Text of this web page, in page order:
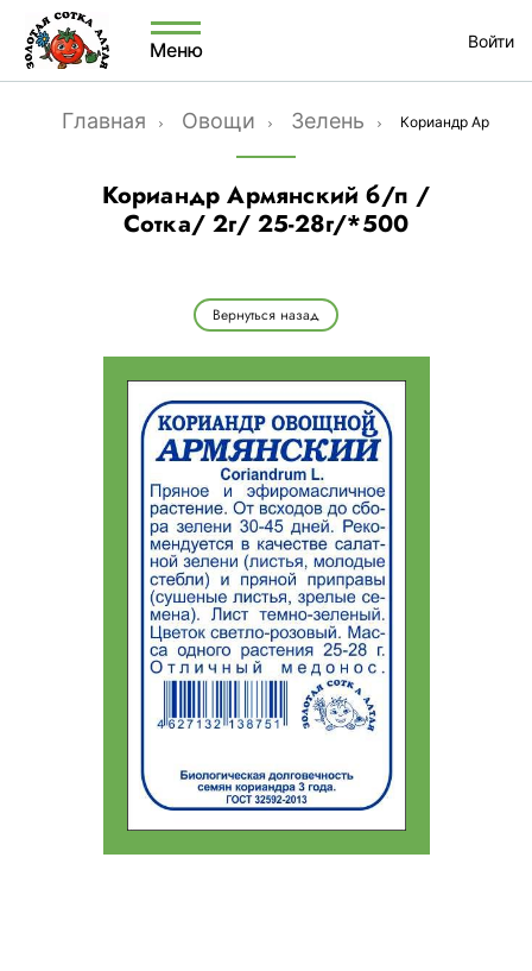
Меню Войти
Главная Овощи Зелень Кориандр
Кориандр Армянский б/п /
Сотка/ 2г/ 25-28г/*500
Вернуться назад